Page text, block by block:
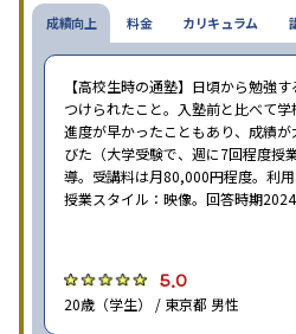
成績向上
【高校生時の通塾】日頃から勉強
つけられたこと。入塾前と比べて学
進度が早かったこともあり、成績が
びた（大学受験で、週に7回程度授
導。受講料は月80,000円程度。利
授業スタイル：映像。回答時期2024
5.0
20歳（学生） / 東京都 男性
料金 カリキュラム